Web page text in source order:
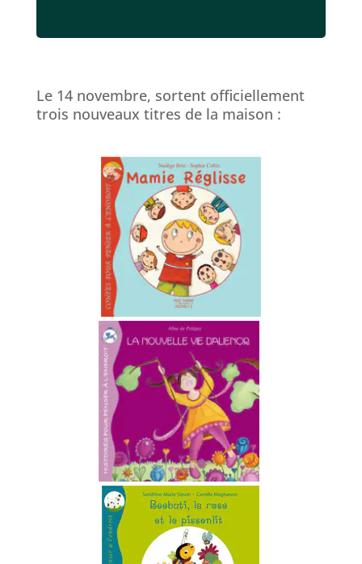
Le 14 novembre, sortent officiellement
trois nouveaux titres de la maison :